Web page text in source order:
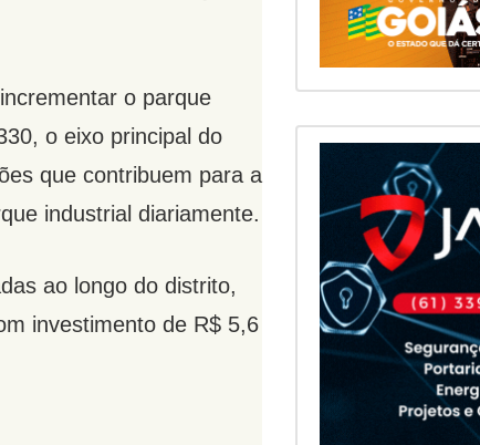
o parque
o eixo principal do
que contribuem para a
industrial diariamente.
ao longo do distrito,
investimento de R$ 5,6